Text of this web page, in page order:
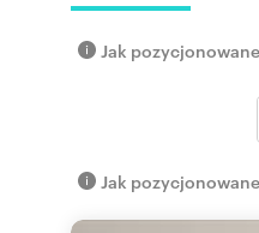
Jak
Jak